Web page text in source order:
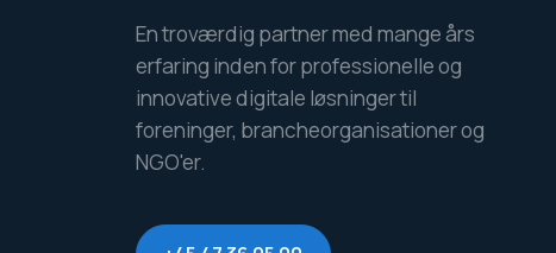
En troværdig partner med mange års
erfaring inden for professionelle og
innovative digitale løsninger til
foreninger, brancheorganisationer og
NGO'er.